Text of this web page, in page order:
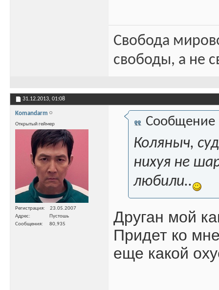
Свобода
свободы, а не
31.12.2013, 01:08
Komandarm
Открытый геймер
Регистрация
23.05.2007
Адрес
Пустошь
Сообщения
80,935
Сообщение
Коляныч,
нихуя не
любили..
Друган мой
Придет ко
еще какой